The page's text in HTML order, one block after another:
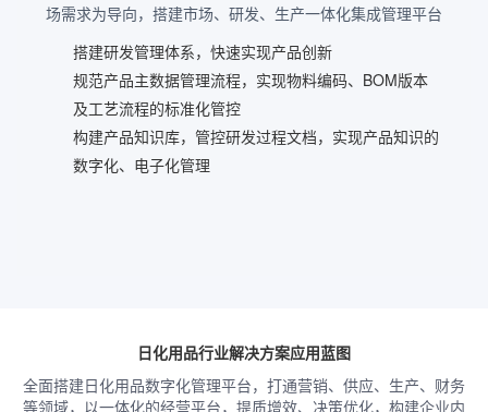
场需求为导向，搭建市场、研发、生产一体化集成管理平台
搭建研发管理体系，快速实现产品创新
规范产品主数据管理流程，实现物料编码、BOM版本
及工艺流程的标准化管控
构建产品知识库，管控研发过程文档，实现产品知识的
数字化、电子化管理
日化用品行业解决方案应用蓝图
全面搭建日化用品数字化管理平台，打通营销、供应、生产、财务
等领域，以一体化的经营平台，提质增效、决策优化，构建企业内